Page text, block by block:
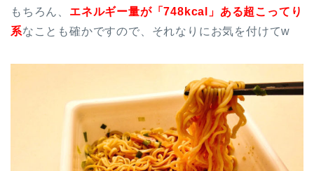
もちろん、 エネルギー量が「748kcal」ある超こってり
系なことも確かですので、それなりにお気を付けてw